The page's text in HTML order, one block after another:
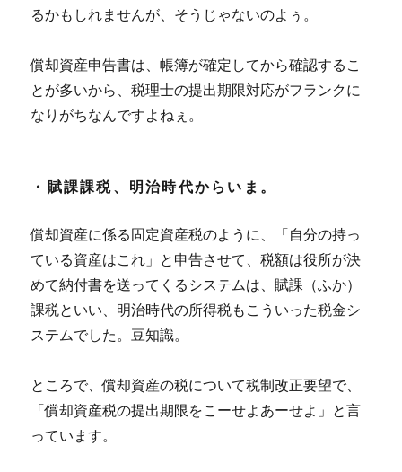
るかもしれませんが、そうじゃないのよぅ。
償却資産申告書は、帳簿が確定してから確認するこ
とが多いから、税理士の提出期限対応がフランクに
なりがちなんですよねぇ。
・賦課課税、明治時代からいま。
償却資産に係る固定資産税のように、「自分の持っ
ている資産はこれ」と申告させて、税額は役所が決
めて納付書を送ってくるシステムは、賦課（ふか）
課税といい、明治時代の所得税もこういった税金シ
ステムでした。豆知識。
ところで、償却資産の税について税制改正要望で、
「償却資産税の提出期限をこーせよあーせよ」と言
っています。